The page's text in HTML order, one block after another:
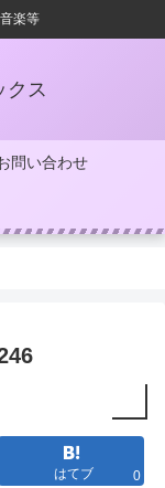
楽等
クス
問い合わせ
はてブ 0